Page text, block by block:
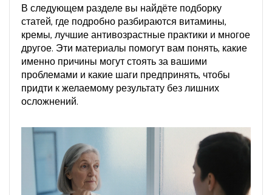
В следующем разделе вы найдёте подборку
статей, где подробно разбираются витамины,
кремы, лучшие антивозрастные практики и многое
другое. Эти материалы помогут вам понять, какие
именно причины могут стоять за вашими
проблемами и какие шаги предпринять, чтобы
придти к желаемому результату без лишних
осложнений.